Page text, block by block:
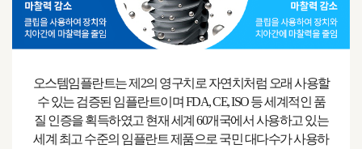
오스템임플란트는 제2의 영구치로 자연치처럼 오래 사용할
수 있는 검증된 임플란트이며 FDA, CE, ISO 등 세계적인 품
질 인증을 획득하였고 현재 세계 60개국에서 사용하고 있는
세계 최고 수준의 임플란트 제품으로 국민 대다수가 사용하